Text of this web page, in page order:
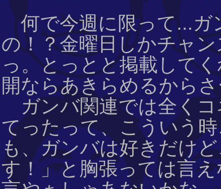
何で今週に限って...ガ
の！？金曜日しかチャ
っ。とっとと掲載して
開ならあきらめるから
ガンバ関連では全くコ
てったって、こういう
も、ガンバは好きだけ
す！」と胸張っては言